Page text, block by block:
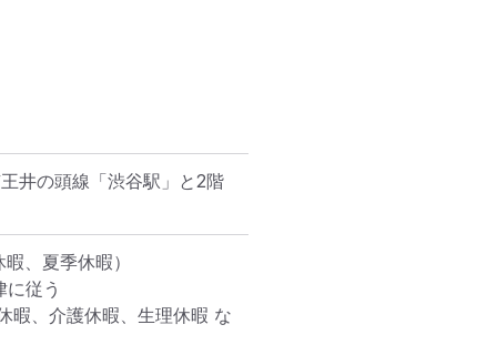
井の頭線「渋谷駅」と2階
、夏季休暇）
従う
暇、介護休暇、生理休暇 な